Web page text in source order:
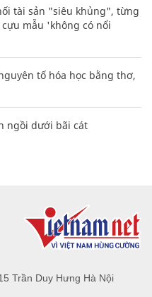
tài sản "siêu khủng", từng
mẫu 'không có nổi
tố hóa học bằng thơ,
ngồi dưới bãi cát
Trần Duy Hưng Hà Nội